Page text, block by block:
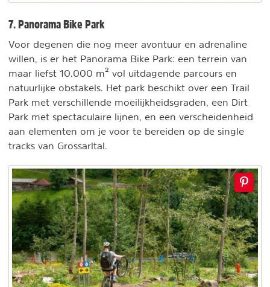
7. Panorama Bike Park
Voor degenen die nog meer avontuur en adrenaline
willen, is er het Panorama Bike Park: een terrein van
maar liefst 10.000 m² vol uitdagende parcours en
natuurlijke obstakels. Het park beschikt over een Trail
Park met verschillende moeilijkheidsgraden, een Dirt
Park met spectaculaire lijnen, en een verscheidenheid
aan elementen om je voor te bereiden op de single
tracks van Grossarltal.